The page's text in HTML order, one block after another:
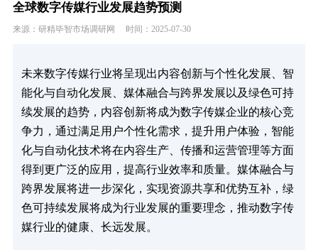
全球数字传媒行业发展趋势预测
来源：研精毕智市场调研网 时间：2025-07-30
未来数字传媒行业将呈现出内容创新与个性化发展、智
能化与自动化发展、媒体融合与跨界发展以及绿色可持
续发展的趋势，内容创新将成为数字传媒企业的核心竞
争力，通过满足用户个性化需求，提升用户体验，智能
化与自动化技术将在内容生产、传播和运营管理等方面
得到更广泛的应用，提高行业效率和质量。媒体融合与
跨界发展将进一步深化，实现资源共享和优势互补，绿
色可持续发展将成为行业发展的重要理念，推动数字传
媒行业的健康、长远发展。